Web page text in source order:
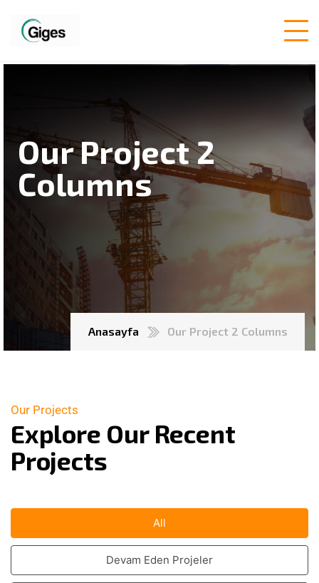
Our Project 2
Columns
Anasayfa Our Project 2 Columns
Our Projects
Explore Our Recent
Projects
All
Devam Eden Projeler